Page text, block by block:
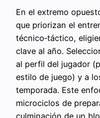
En el extremo
que priorizan el
técnico‑táctico,
clave al año.
al perfil del jugador
estilo de juego) y a
temporada. Este
microciclos de
culminación de un